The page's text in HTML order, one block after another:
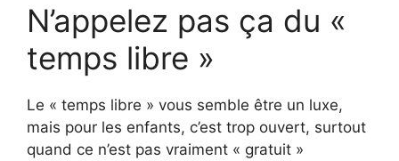
N’appelez pas ça du «
temps libre »
Le « temps libre » vous semble être un luxe,
mais pour les enfants, c’est trop ouvert, surtout
quand ce n’est pas vraiment « gratuit »